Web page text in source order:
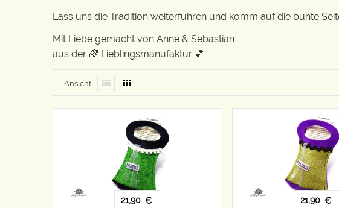
Lass uns die Tradition weiterführen und komm auf die bunte
Mit Liebe gemacht von Anne & Sebastian
aus der 🌈 Lieblingsmanufaktur 💕
Ansicht
21,90 € 21,90 €